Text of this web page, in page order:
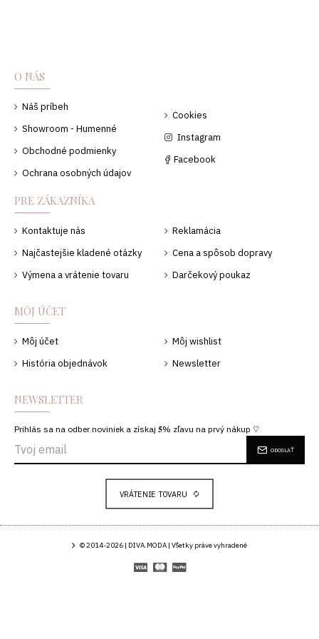
O NÁS
Náš príbeh
Showroom - Humenné
Obchodné podmienky
Ochrana osobných údajov
Cookies
Instagram
Facebook
PRE ZÁKAZNÍKA
Kontaktuje nás
Najčastejšie kladené otázky
Výmena a vrátenie tovaru
Reklamácia
Cena a spôsob dopravy
Darčekový poukaz
MÔJ ÚČET
Môj účet
História objednávok
Môj wishlist
Newsletter
NEWSLETTER
Prihlás sa na odber noviniek a získaj 𝟓% zľavu na prvý nákup ♡
ODOSLAŤ
VRÁTENIE TOVARU
© 2014-2026 | DIVA.MODA | Všetky práve vyhradené